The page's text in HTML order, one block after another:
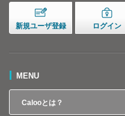
新規ユーザ登録 ログイン
MENU
Calooとは？